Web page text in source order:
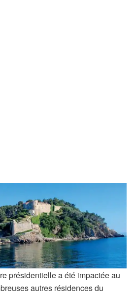
présidentielle a été impactée au
autres résidences du